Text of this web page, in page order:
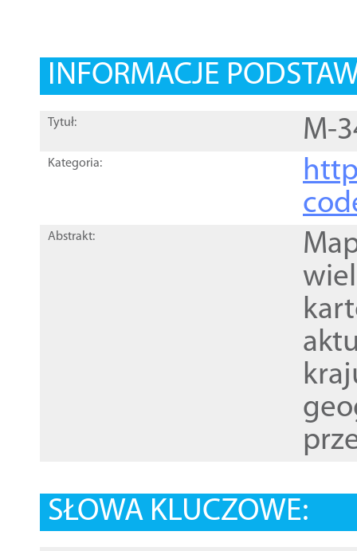
INFORMACJE
Tytuł: M-
Kategoria:
Abstrakt:
SŁOWA KLUCZOWE: